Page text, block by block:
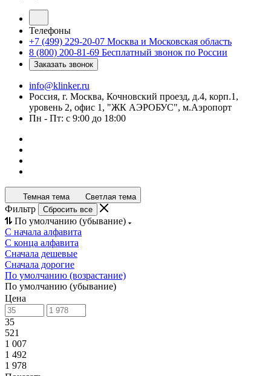
Телефоны
+7 (499) 229-20-07 Москва и Московская область
8 (800) 200-81-69 Бесплатный звонок по России
Заказать звонок
info@klinker.ru
Россия, г. Москва, Кочновский проезд, д.4, корп.1,
уровень 2, офис 1, "ЖК АЭРОБУС", м.Аэропорт
Пн - Пт: с 9:00 до 18:00
Темная тема Светлая тема
Фильтр Сбросить все
По умолчанию (убывание)
С начала алфавита
С конца алфавита
Сначала дешевые
Сначала дорогие
По умолчанию (возрастание)
По умолчанию (убывание)
Цена
35
521
1 007
1 492
1 978